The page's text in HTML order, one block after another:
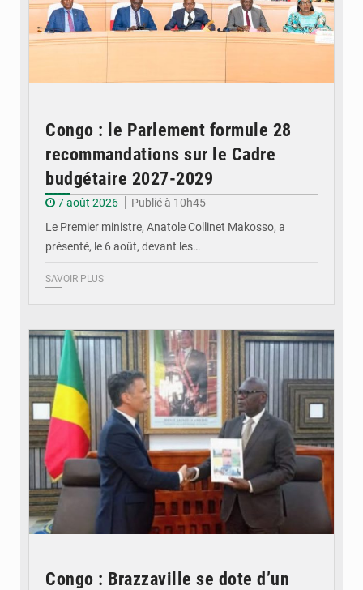
Congo : le Parlement formule 28
recommandations sur le Cadre
budgétaire 2027-2029
7 août 2026
Publié à 10h45
Le Premier ministre, Anatole Collinet Makosso, a
présenté, le 6 août, devant les…
SAVOIR PLUS
Congo : Brazzaville se dote d’un